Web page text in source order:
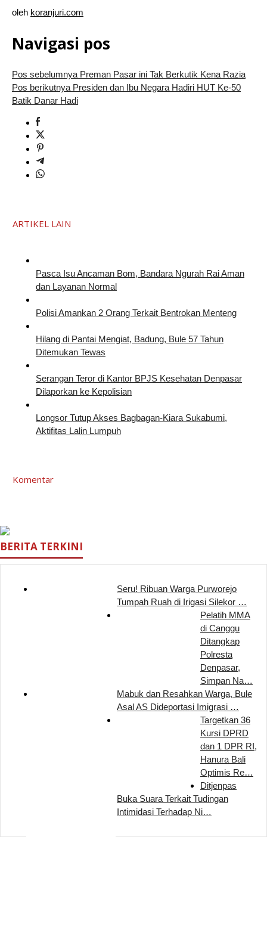
oleh koranjuri.com
Navigasi pos
Pos sebelumnyaPreman Pasar ini Tak Berkutik Kena Razia
Pos berikutnyaPresiden dan Ibu Negara Hadiri HUT Ke-50
Batik Danar Hadi
ARTIKEL LAIN
Pasca Isu Ancaman Bom, Bandara Ngurah Rai Aman
dan Layanan Normal
Polisi Amankan 2 Orang Terkait Bentrokan Menteng
Hilang di Pantai Mengiat, Badung, Bule 57 Tahun
Ditemukan Tewas
Serangan Teror di Kantor BPJS Kesehatan Denpasar
Dilaporkan ke Kepolisian
Longsor Tutup Akses Bagbagan-Kiara Sukabumi,
Aktifitas Lalin Lumpuh
Komentar
BERITA TERKINI
Seru! Ribuan Warga Purworejo
Tumpah Ruah di Irigasi Silekor …
Pelatih MMA
di Canggu
Ditangkap
Polresta
Denpasar,
Simpan Na…
Mabuk dan Resahkan Warga, Bule
Asal AS Dideportasi Imigrasi …
Targetkan 36
Kursi DPRD
dan 1 DPR RI,
Hanura Bali
Optimis Re…
Ditjenpas
Buka Suara Terkait Tudingan
Intimidasi Terhadap Ni…